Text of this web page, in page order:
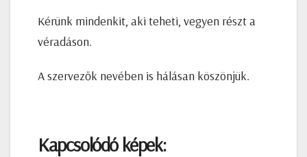
Kérünk mindenkit, aki teheti, vegyen részt a
véradáson.
A szervezők nevében is hálásan köszönjük.
Kapcsolódó képek: